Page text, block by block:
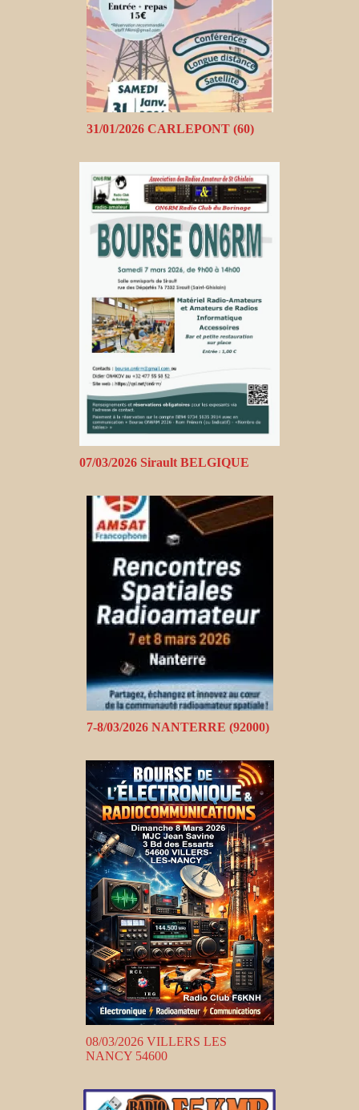
31/01/2026 CARLEPONT (60)
07/03/2026 Sirault BELGIQUE
7-8/03/2026 NANTERRE (92000)
08/03/2026 VILLERS LES
NANCY 54600